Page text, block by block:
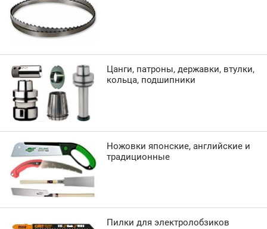
Цанги, патроны, державки, втулки,
кольца, подшипники
Ножовки японские, английские и
традиционные
Пилки для электролобзиков